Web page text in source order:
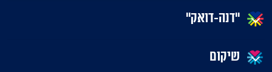
"דנה-דואק"
שיקום